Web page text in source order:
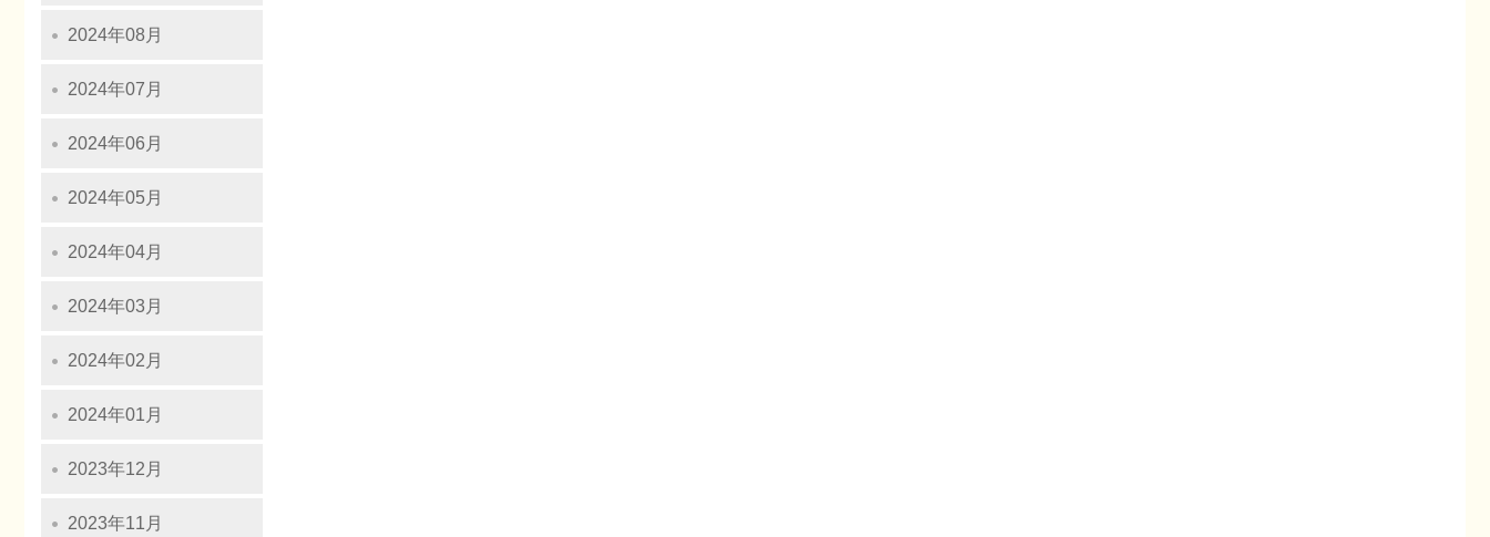
2024年08月
2024年07月
2024年06月
2024年05月
2024年04月
2024年03月
2024年02月
2024年01月
2023年12月
2023年11月